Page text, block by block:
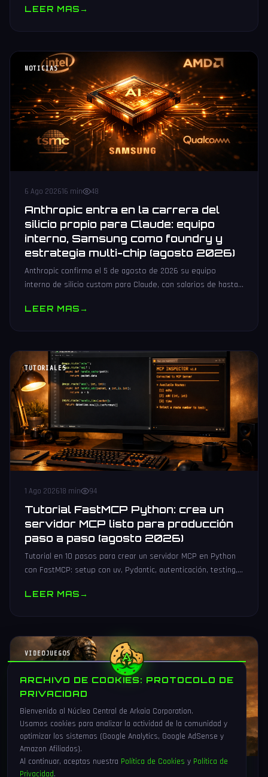
LEER MAS→
NOTICIAS
6 Ago 202616 min 48
Anthropic entra en la carrera del
silicio propio para Claude: equipo
interno, Samsung como foundry y
estrategia multi-chip (agosto 2026)
Anthropic confirma el 5 de agosto de 2026 su equipo
interno de silicio custom para Claude, con salarios de hasta
estrategia multi-chip.
LEER MAS→
TUTORIALES
1 Ago 202618 min 94
Tutorial FastMCP Python: crea un
servidor MCP listo para producción
paso a paso (agosto 2026)
Tutorial en 10 pasos para crear un servidor MCP en Python
con FastMCP: setup con uv, Pydantic, autenticación, testing,
LEER MAS→
VIDEOJUEGOS
ARCHIVO DE COOKIES: PROTOCOLO DE
PRIVACIDAD
Bienvenido al Núcleo Central de Arkaia Corporation.
Usamos cookies para analizar la actividad de la comunidad y
optimizar los sistemas (Google Analytics, Google AdSense y
Amazon Afiliados).
Al continuar, aceptas nuestra Política de Cookies y Política de
Privacidad.